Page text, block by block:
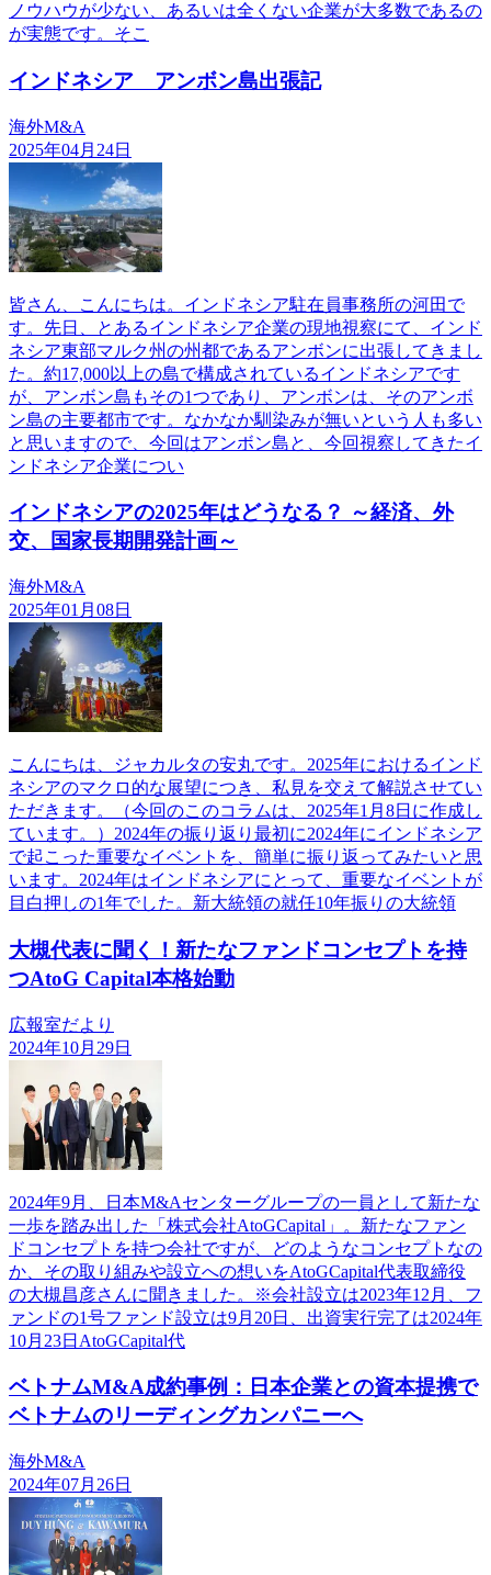
ノウハウが少ない、あるいは全くない企業が大多数であるの
が実態です。そこ
インドネシア アンボン島出張記
海外M&A
2025年04月24日
皆さん、こんにちは。インドネシア駐在員事務所の河田で
す。先日、とあるインドネシア企業の現地視察にて、インド
ネシア東部マルク州の州都であるアンボンに出張してきまし
た。約17,000以上の島で構成されているインドネシアです
が、アンボン島もその1つであり、アンボンは、そのアンボ
ン島の主要都市です。なかなか馴染みが無いという人も多い
と思いますので、今回はアンボン島と、今回視察してきたイ
ンドネシア企業につい
インドネシアの2025年はどうなる？ ～経済、外
交、国家長期開発計画～
海外M&A
2025年01月08日
こんにちは、ジャカルタの安丸です。2025年におけるインド
ネシアのマクロ的な展望につき、私見を交えて解説させてい
ただきます。（今回のこのコラムは、2025年1月8日に作成し
ています。）2024年の振り返り最初に2024年にインドネシア
で起こった重要なイベントを、簡単に振り返ってみたいと思
います。2024年はインドネシアにとって、重要なイベントが
目白押しの1年でした。新大統領の就任10年振りの大統領
大槻代表に聞く！新たなファンドコンセプトを持
つAtoG Capital本格始動
広報室だより
2024年10月29日
2024年9月、日本M&Aセンターグループの一員として新たな
一歩を踏み出した「株式会社AtoGCapital」。新たなファン
ドコンセプトを持つ会社ですが、どのようなコンセプトなの
か、その取り組みや設立への想いをAtoGCapital代表取締役
の大槻昌彦さんに聞きました。※会社設立は2023年12月、フ
ァンドの1号ファンド設立は9月20日、出資実行完了は2024年
10月23日AtoGCapital代
ベトナムM&A成約事例：日本企業との資本提携で
ベトナムのリーディングカンパニーへ
海外M&A
2024年07月26日